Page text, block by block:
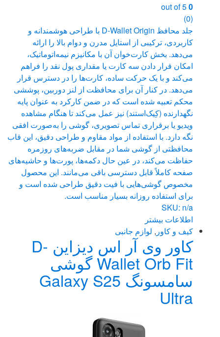
0
(0)
جلد محافظ D-Wallet Origin با طراحی هوشمندانه و
کاربردی، ترکیبی از استایل مدرن و دوام بالا را ارائه
می‌دهد. بخش کارت‌خوان آن با مکانیزم نیمه‌اتوماتیک،
امکان قرار دادن سه کارت یا مقداری پول نقد را فراهم
می‌کند و با یک حرکت ساده، کارت‌ها را در دسترس قرار
می‌دهد. در کنار آن برای محافظت از لنز دوربین، پوششی
محکم تعبیه شده است که در ضمن کارکرد به عنوان پایه
نگهدارنده (کِیک‌استند) نیز عمل می‌کند تا هنگام مشاهده
ویدیو یا برقراری تماس تصویری، گوشی را به‌صورت افقی
نگه دارد. با استفاده از مواد مقاوم و طراحی دقیق، این قاب
محافظتی از گوشی شما در مقابل ضربه‌های روزمره
حفاظت می‌کند، در عین حال دکمه‌ها، پورت‌ها و حاشیه‌های
صفحه کاملاً قابل دسترسی باقی می‌مانند. این محصول
مخصوص گوشی‌هایی با فیت دقیق طراحی شده است و
برای استفاده روزانه بسیار مناسب است.
SKU: n/a
اطلاعات بیشتر
کیف و کاور , لوازم جانبی
کاور وی آر اس دیزاین D-
Wallet Orb Fit گوشی
سامسونگ Galaxy S25
Ultra